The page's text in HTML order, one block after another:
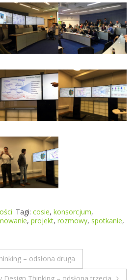
Tagi: cosie, konsorcjum,
, projekt, rozmowy, spotkanie,
– odsłona druga